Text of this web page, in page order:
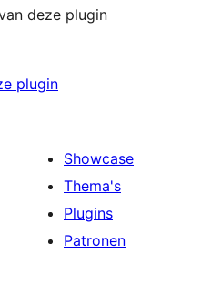
deze plugin
plugin
Showcase
Thema's
Plugins
Patronen